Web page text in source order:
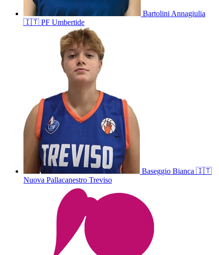
Bartolini Annagiulia
🇮🇹 PF Umbertide
Baseggio Bianca 🇮🇹
Nuova Pallacanestro Treviso